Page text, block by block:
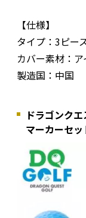
【仕様】
タイプ：3ピー
カバー素材：
製造国：中国
ドラゴンク
マーカーセッ